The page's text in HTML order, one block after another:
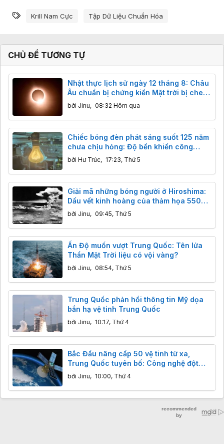
Từ khóa
Krill Nam Cực Tập Dữ Liệu Chuẩn Hóa
CHỦ ĐỀ TƯƠNG TỰ
Nhật thực lịch sử ngày 12 tháng 8: Châu
Âu chuẩn bị chứng kiến Mặt trời bị che
khuất gần 98%
bởi Jinu, 08:32 Hôm qua
Chiếc bóng đèn phát sáng suốt 125 năm
chưa chịu hỏng: Độ bền khiến công
nghệ hiện đại cũng phải ngả nón
bởi Hư Trúc, 17:23, Thứ 5
Giải mã những bóng người ở Hiroshima:
Dấu vết kinh hoàng của thảm họa 5500
độ C
bởi Jinu, 09:45, Thứ 5
Ấn Độ muốn vượt Trung Quốc: Tên lửa
Thần Mặt Trời liệu có vội vàng?
bởi Jinu, 08:54, Thứ 5
Trung Quốc phản hồi thông tin Mỹ dọa
bắn hạ vệ tinh Trung Quốc
bởi Jinu, 10:17, Thứ 4
Bắc Đẩu nâng cấp 50 vệ tinh từ xa,
Trung Quốc tuyên bố: Công nghệ đột
phá, độ chính xác centimet vượt trội
bởi Jinu, 10:00, Thứ 4